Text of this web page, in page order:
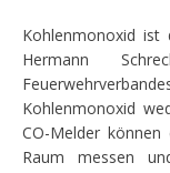
Kohlenmonoxid ist
Hermann
Kohlenmonoxid
CO-Melder
Raum messen